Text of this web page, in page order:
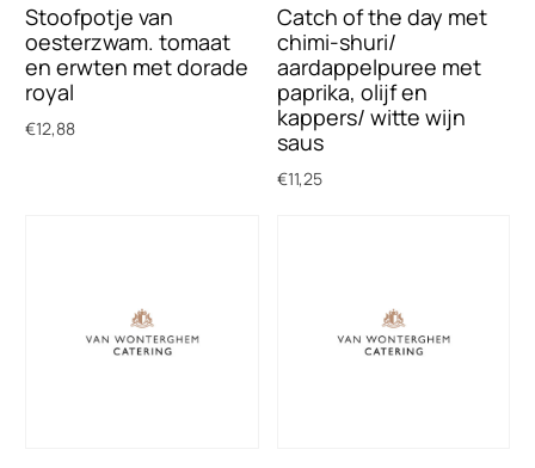
Stoofpotje van
oesterzwam. tomaat
en erwten met dorade
royal
€12,88
Catch of the day met
chimi-shuri/
aardappelpuree met
paprika, olijf en
kappers/ witte wijn
saus
€11,25